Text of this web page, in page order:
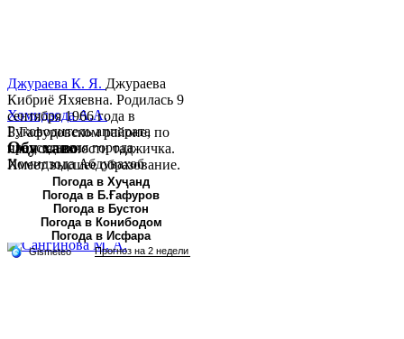
Хомидзода А.А.
Руководитель аппарата
председателя города
Хомидзода Абдувахоб
Абдумаджид родился 8
июня 1978 года в городе
Худжанде. По
национальности...
Джураева К. Я. Джураева
Кибриё Яхяевна. Родилась 9
сентября 1966 года в
Б.Гафуровском районе, по
национальности таджичка.
Имеет высшее образование.
В 1997 ...
Обу хаво
Погода в Хуҷанд
Погода в Б.Ғафуров
Погода в Бустон
Погода в Конибодом
Погода в Исфара